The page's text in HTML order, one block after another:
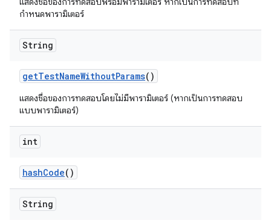
กำหนดพารามิเตอร์
String
getTestNameWithoutParams()
แสดงชื่อของการทดสอบโดยไม่มีพารามิเตอร์ (หากเป็นการทดสอบ
แบบพารามิเตอร์)
int
hashCode()
String